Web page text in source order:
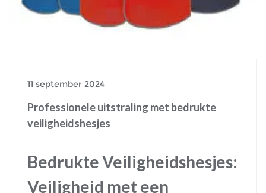
11 september 2024
Professionele uitstraling met bedrukte
veiligheidshesjes
Bedrukte Veiligheidshesjes:
Veiligheid met een